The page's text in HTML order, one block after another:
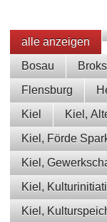
alle anzeigen
Bosau
Flensburg
Kiel
Kiel,
Kiel, Förde
Kiel,
Kiel,
Kiel,